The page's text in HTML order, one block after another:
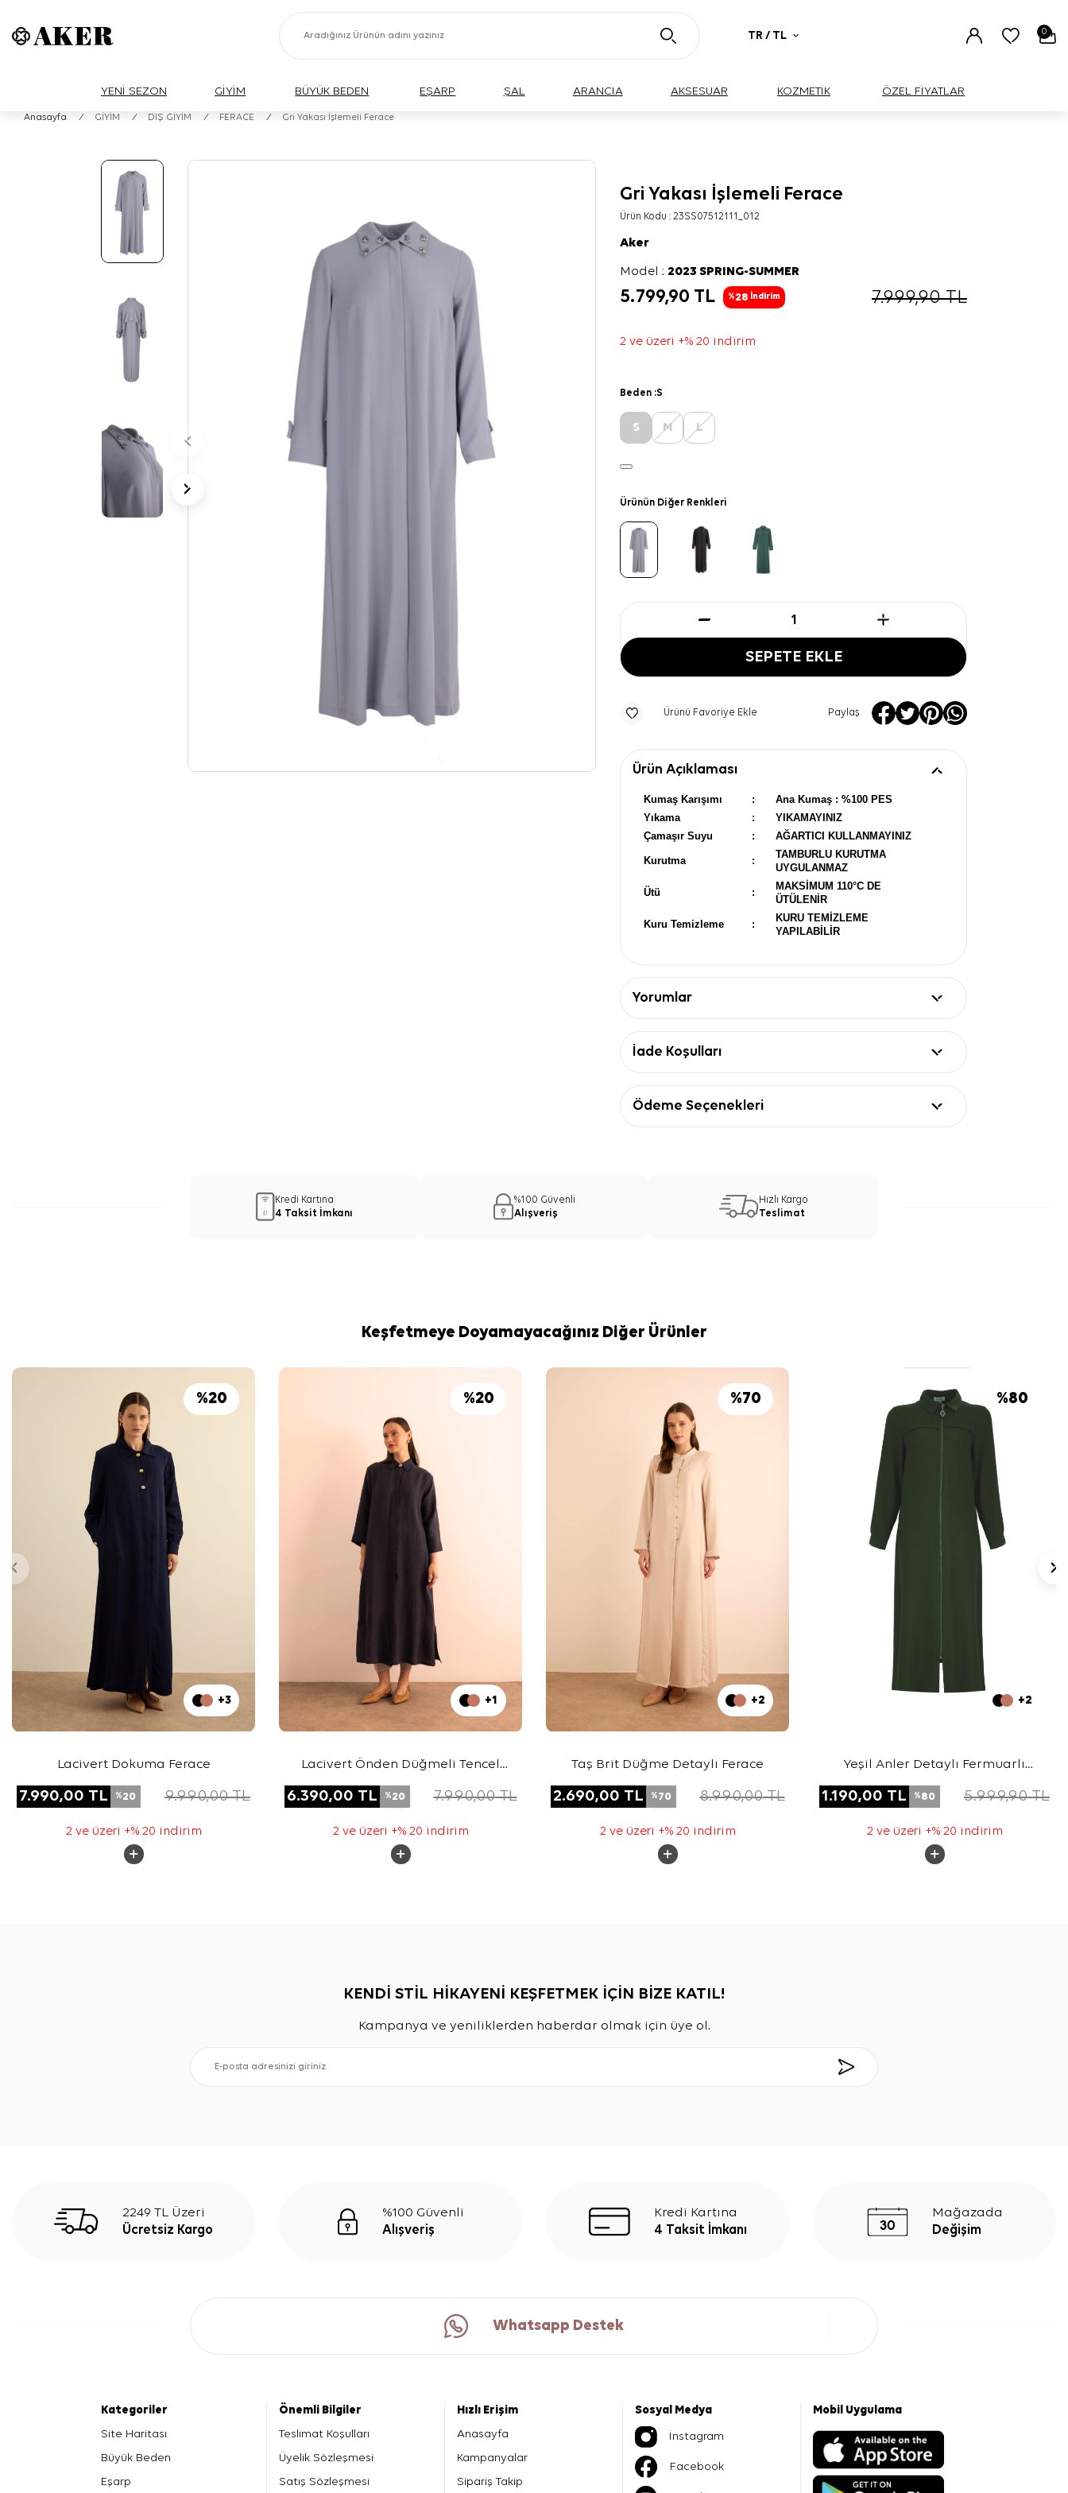
TR / TL 0
YENİ SEZON GİYİM BÜYÜK BEDEN EŞARP ŞAL ARANCIA AKSESUAR KOZMETİK ÖZEL FİYATLAR
Anasayfa / GİYİM / DIŞ GİYİM / FERACE / Gri Yakası İşlemeli Ferace
Gri Yakası İşlemeli Ferace
Ürün Kodu :23SS07512111_012
Aker
Model :2023 SPRING-SUMMER
5.799,90 TL %28 İndirim 7.999,90TL
2 ve üzeri +% 20 indirim
Beden :S
S M L
Ürünün Diğer Renkleri
SEPETE EKLE
Ürünü Favoriye Ekle Paylaş
Ürün Açıklaması
Kumaş Karışımı :
Ana Kumaş : %100 PES
Yıkama
:
YIKAMAYINIZ
Çamaşır Suyu
: AĞARTICI KULLANMAYINIZ
Kurutma :
TAMBURLU KURUTMA
UYGULANMAZ
Ütü :
MAKSİMUM 110°C DE
ÜTÜLENİR
Kuru Temizleme :
KURU TEMİZLEME
YAPILABİLİR
Yorumlar
İade Koşulları
Ödeme Seçenekleri
Kredi Kartına
4 Taksit İmkanı
%100 Güvenli
Alışveriş
Hızlı Kargo
Teslimat
Keşfetmeye Doyamayacağınız Diğer Ürünler
%20
+3
Lacivert Dokuma Ferace
7.990,00 TL %20 9.990,00TL
2 ve üzeri +% 20 indirim
%20
+1
Lacivert Önden Düğmeli Tencel
6.390,00 TL %20 7.990,00TL
2 ve üzeri +% 20 indirim
%70
+2
Taş Brit Düğme Detaylı Ferace
2.690,00 TL %70 8.990,00TL
2 ve üzeri +% 20 indirim
%80
+2
Yeşil Anler Detaylı Fermuarlı
1.190,00 TL %80 5.999,90TL
2 ve üzeri +% 20 indirim
KENDİ STİL HİKAYENİ KEŞFETMEK İÇİN BİZE KATIL!
Kampanya ve yeniliklerden haberdar olmak için üye ol.
2249 TL Üzeri
Ücretsiz Kargo
%100 Güvenli
Alışveriş
Kredi Kartına
4 Taksit İmkanı
Mağazada
Değişim
Whatsapp Destek
Kategoriler
Site Haritası
Büyük Beden
Eşarp
Önemli Bilgiler
Teslimat Koşulları
Üyelik Sözleşmesi
Satış Sözleşmesi
Hızlı Erişim
Anasayfa
Kampanyalar
Sipariş Takip
Sosyal Medya
İnstagram
Facebook
Mobil Uygulama